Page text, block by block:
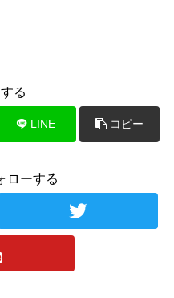
る
LINE コピー
ローする